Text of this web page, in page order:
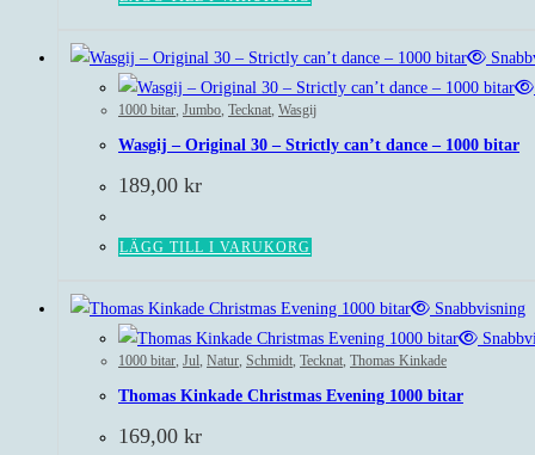
1000 bitar Jumbo Tecknat Wasgij
Wasgij – Original 30 – Strictly can’t dance – 1000 bitar
189,00 kr
LÄGG TILL I VARUKORG
Snabbvisning
1000 bitar Jul Natur Schmidt Tecknat Thomas Kinkade
Thomas Kinkade Christmas Evening 1000 bitar
169,00 kr